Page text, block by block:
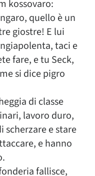
kossovaro:
quello è un
giostre! E lui
taci e
fare, e tu Seck,
si dice pigro
di classe
lavoro duro,
scherzare e stare
e hanno
fallisce,